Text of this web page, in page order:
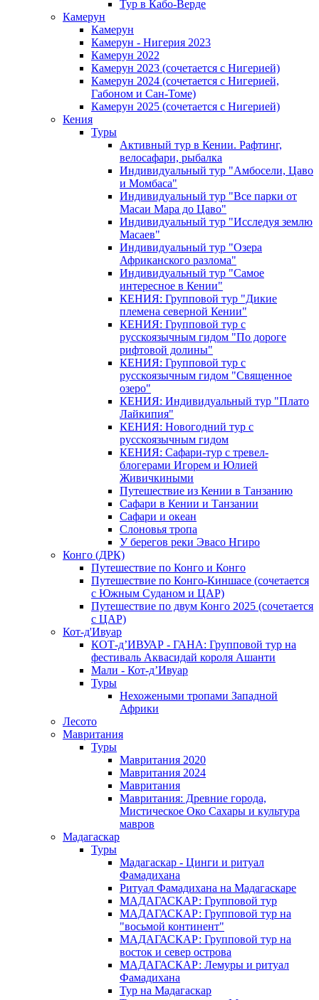
Тур в Кабо-Верде
Камерун
Камерун
Камерун - Нигерия 2023
Камерун 2022
Камерун 2023 (сочетается с Нигерией)
Камерун 2024 (сочетается с Нигерией,
Габоном и Сан-Томе)
Камерун 2025 (сочетается с Нигерией)
Кения
Туры
Активный тур в Кении. Рафтинг,
велосафари, рыбалка
Индивидуальный тур "Амбосели, Цаво
и Момбаса"
Индивидуальный тур "Все парки от
Масаи Мара до Цаво"
Индивидуальный тур "Исследуя землю
Масаев"
Индивидуальный тур "Озера
Африканского разлома"
Индивидуальный тур "Самое
интересное в Кении"
КЕНИЯ: Групповой тур "Дикие
племена северной Кении"
КЕНИЯ: Групповой тур с
русскоязычным гидом "По дороге
рифтовой долины"
КЕНИЯ: Групповой тур с
русскоязычным гидом "Священное
озеро"
КЕНИЯ: Индивидуальный тур "Плато
Лайкипия"
КЕНИЯ: Новогодний тур с
русскоязычным гидом
КЕНИЯ: Сафари-тур с тревел-
блогерами Игорем и Юлией
Живичкиными
Путешествие из Кении в Танзанию
Сафари в Кении и Танзании
Сафари и океан
Слоновья тропа
У берегов реки Эвасо Нгиро
Конго (ДРК)
Путешествие по Конго и Конго
Путешествие по Конго-Киншасе (сочетается
с Южным Суданом и ЦАР)
Путешествие по двум Конго 2025 (сочетается
с ЦАР)
Кот-д'Ивуар
КОТ-д’ИВУАР - ГАНА: Групповой тур на
фестиваль Аквасидай короля Ашанти
Мали - Кот-д’Ивуар
Туры
Нехожеными тропами Западной
Африки
Лесото
Мавритания
Туры
Мавритания 2020
Мавритания 2024
Мавритания
Мавритания: Древние города,
Мистическое Око Сахары и культура
мавров
Мадагаскар
Туры
Мадагаскар - Цинги и ритуал
Фамадихана
Ритуал Фамадихана на Мадагаскаре
МАДАГАСКАР: Групповой тур
МАДАГАСКАР: Групповой тур на
"восьмой континент"
МАДАГАСКАР: Групповой тур на
восток и север острова
МАДАГАСКАР: Лемуры и ритуал
Фамадихана
Тур на Мадагаскар